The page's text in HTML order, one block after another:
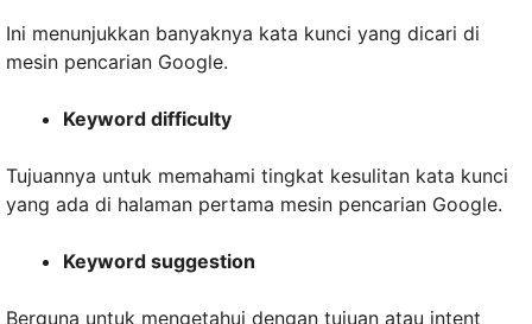
Ini menunjukkan banyaknya kata kunci yang dicari di
mesin pencarian Google.
Keyword difficulty
Tujuannya untuk memahami tingkat kesulitan kata kunci
yang ada di halaman pertama mesin pencarian Google.
Keyword suggestion
Berguna untuk mengetahui dengan tujuan atau intent